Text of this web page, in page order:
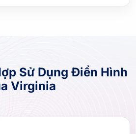
Sử Dụng Điển Hình
Virginia